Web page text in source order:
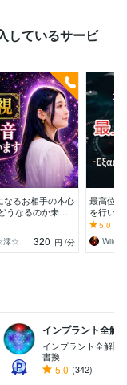
しているサービ
るお相手の本心
うなるのか未来
澪☆
320 円 /分
最高位
を行い
係、仕
に至ら
5.0
インプラント全解
インプラント全解除
書換
5.0 (342)